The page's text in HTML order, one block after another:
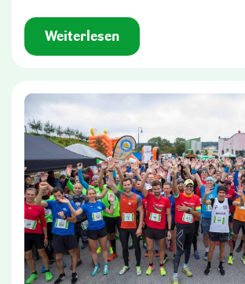
Weiterlesen